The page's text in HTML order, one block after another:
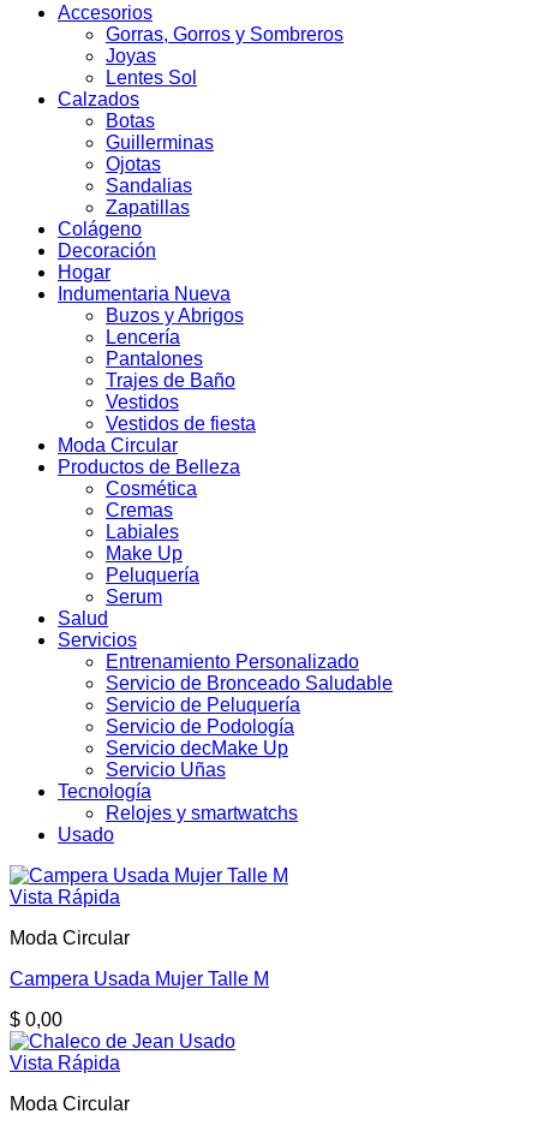
Accesorios
Gorras, Gorros y Sombreros
Joyas
Lentes Sol
Calzados
Botas
Guillerminas
Ojotas
Sandalias
Zapatillas
Colágeno
Decoración
Hogar
Indumentaria Nueva
Buzos y Abrigos
Lencería
Pantalones
Trajes de Baño
Vestidos
Vestidos de fiesta
Moda Circular
Productos de Belleza
Cosmética
Cremas
Labiales
Make Up
Peluquería
Serum
Salud
Servicios
Entrenamiento Personalizado
Servicio de Bronceado Saludable
Servicio de Peluquería
Servicio de Podología
Servicio decMake Up
Servicio Uñas
Tecnología
Relojes y smartwatchs
Usado
Vista Rápida
Moda Circular
Campera Usada Mujer Talle M
$ 0,00
Vista Rápida
Moda Circular